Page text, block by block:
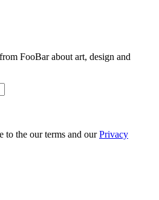
FooBar about art, design and
to the our terms and ourPrivacy